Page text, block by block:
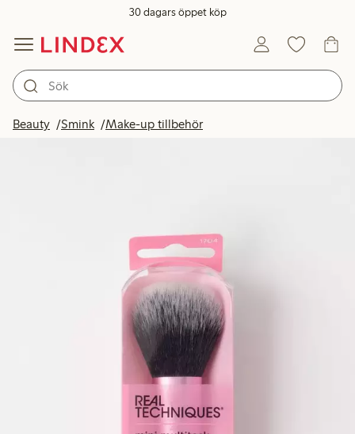
30 dagars öppet köp
Beauty Smink Make-up tillbehör